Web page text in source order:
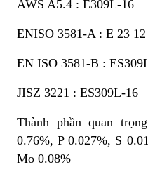
AWS A5.4 : E309L-16
ENISO 3581-A : E 23
EN ISO 3581-B :
JISZ 3221 : ES309L-16
Thành phần quan
0.76%, P 0.027%, S
Mo 0.08%